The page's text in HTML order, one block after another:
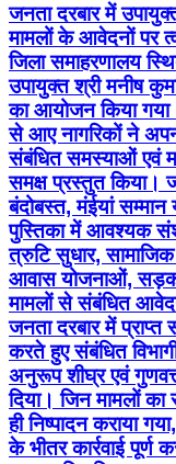
जनता दरबार में
मामलों के आवेदनों पर
जिला समाहरणालय
उपायुक्त श्री मनीष
का आयोजन किया
से आए नागरिकों ने
संबंधित समस्याओं एवं
समक्ष प्रस्तुत किया।
बंदोबस्त, मंईयां
पुस्तिका में आवश्यक
त्रुटि सुधार, सामाजिक
आवास योजनाओं, सड़क
मामलों से संबंधित
जनता दरबार में
करते हुए संबंधित
अनुरूप शीघ्र एवं
दिया। जिन मामलों
ही निष्पादन कराया
के भीतर कार्रवाई पूर्ण